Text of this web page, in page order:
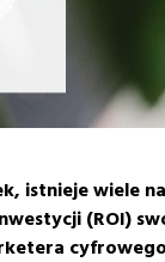
istnieje wiele
(ROI)